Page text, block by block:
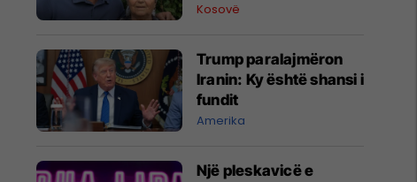
Kosovë
Trump paralajmëron
Iranin: Ky është shansi i
fundit
Amerika
Një pleskavicë e